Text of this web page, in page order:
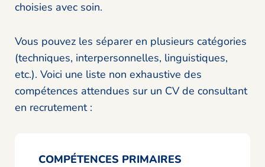
choisies avec soin.
Vous pouvez les séparer en plusieurs catégories
(techniques, interpersonnelles, linguistiques,
etc.). Voici une liste non exhaustive des
compétences attendues sur un CV de consultant
en recrutement :
COMPÉTENCES PRIMAIRES